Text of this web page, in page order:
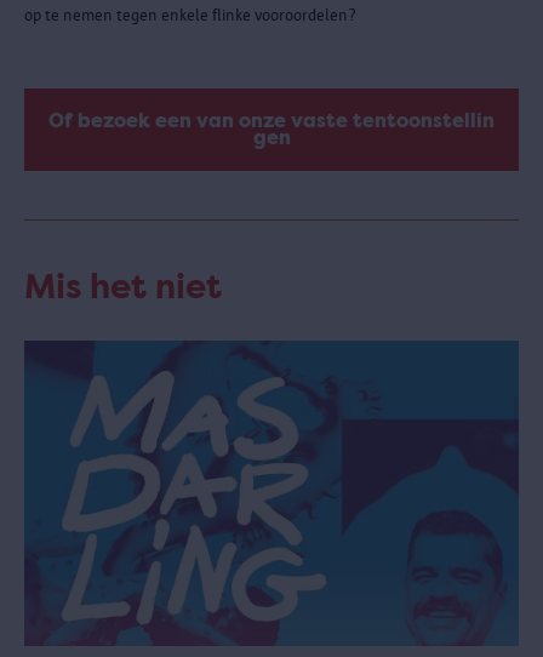
op te nemen tegen enkele flinke vooroordelen?
Of bezoek een van onze vaste tentoonstellin
gen
Mis het niet